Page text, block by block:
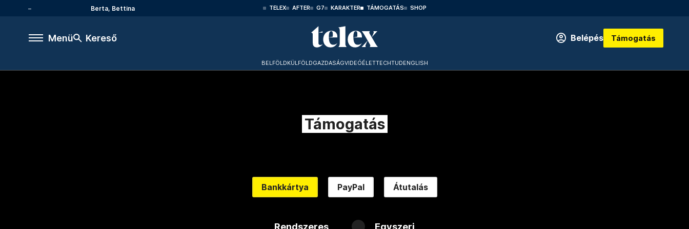
Berta, Bettina TELEX AFTER G7 KARAKTER TÁMOGATÁS SHOP
Menü Kereső Belépés Támogatás
BELFÖLDKÜLFÖLDGAZDASÁGVIDEÓÉLETTECHTUDENGLISH
Támogatás
Bankkártya PayPal Átutalás
Rendszeres Egyszeri